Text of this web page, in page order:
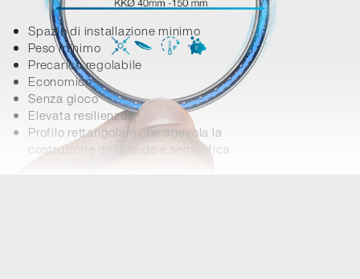
Spazio di installazione minimo
Peso minimo
Precarico regolabile
Economico
Senza gioco
Elevata resilienza
Profilo rettangolare che agevola la
costruzione della sede e semplifica